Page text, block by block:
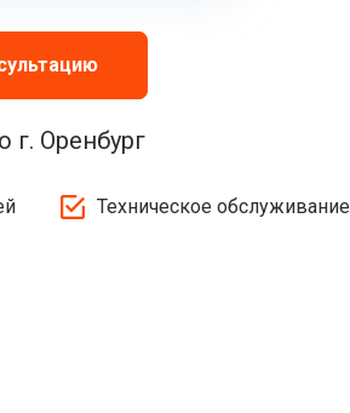
Оренбург
Техническое обслуживание